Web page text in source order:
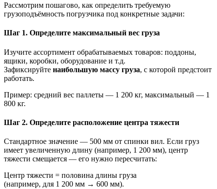
Рассмотрим пошагово, как определить требуемую
грузоподъёмность погрузчика под конкретные задачи:
Шаг 1. Определите максимальный вес груза
Изучите ассортимент обрабатываемых товаров: поддоны,
ящики, коробки, оборудование и т.д.
Зафиксируйте наибольшую массу груза, с которой предстоит
работать.
Пример: средний вес паллеты — 1 200 кг, максимальный — 1
800 кг.
Шаг 2. Определите расположение центра тяжести
Стандартное значение — 500 мм от спинки вил. Если груз
имеет увеличенную длину (например, 1 200 мм), центр
тяжести смещается — его нужно пересчитать:
Центр тяжести = половина длины груза
(например, для 1 200 мм → 600 мм).